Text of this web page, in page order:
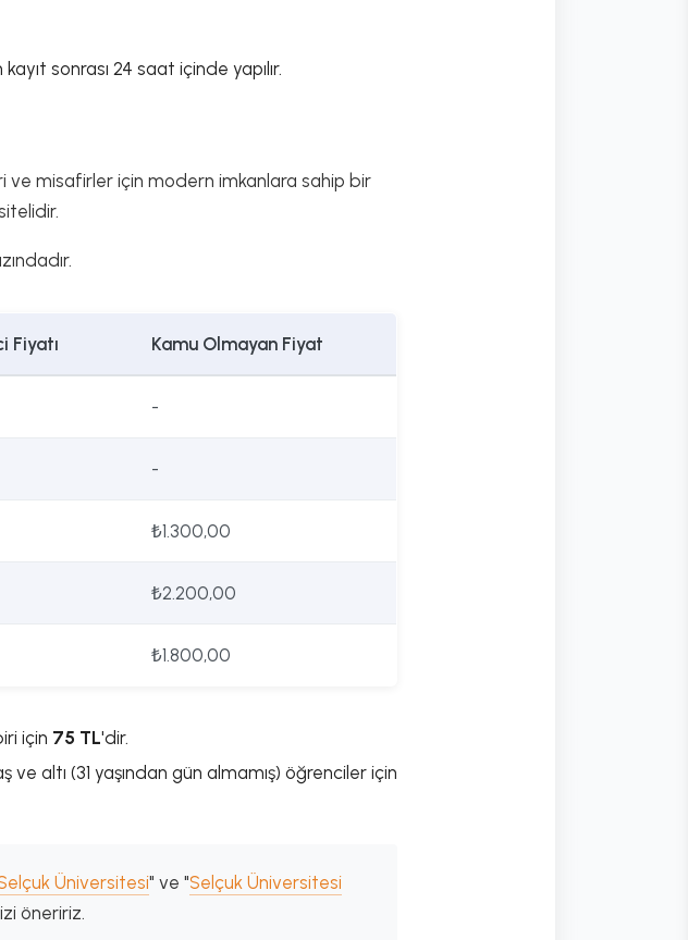
sonrası 24 saat içinde yapılır.
ve misafirler için modern imkanlara sahip bir
Fiyatı Kamu Olmayan Fiyat
-
-
₺1.300,00
₺2.200,00
₺1.800,00
için 75 TL'dir.
altı (31 yaşından gün almamış) öğrenciler için
Üniversitesi" ve "Selçuk Üniversitesi
öneririz.